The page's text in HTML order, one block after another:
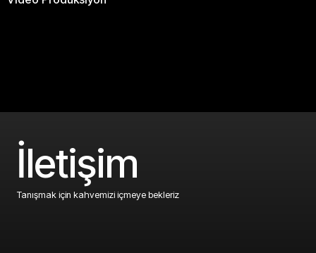
İletişim
Tanışmak için kahvemizi içmeye bekleriz